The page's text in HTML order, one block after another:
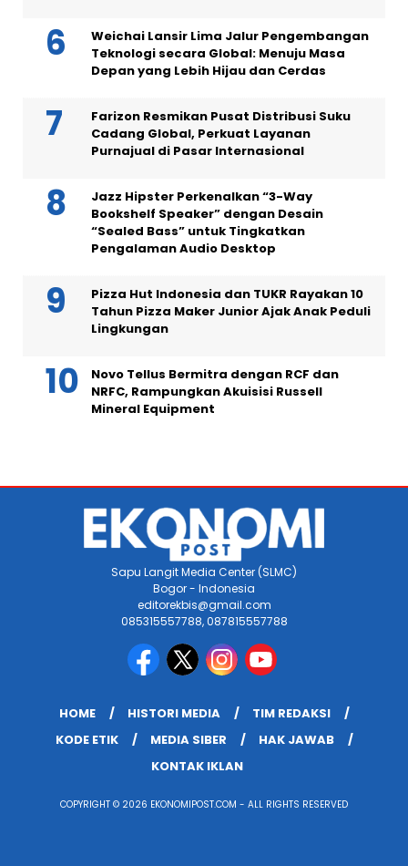
Weichai Lansir Lima Jalur Pengembangan
Teknologi secara Global: Menuju Masa
Depan yang Lebih Hijau dan Cerdas
Farizon Resmikan Pusat Distribusi Suku
Cadang Global, Perkuat Layanan
Purnajual di Pasar Internasional
Jazz Hipster Perkenalkan “3-Way
Bookshelf Speaker” dengan Desain
“Sealed Bass” untuk Tingkatkan
Pengalaman Audio Desktop
Pizza Hut Indonesia dan TUKR Rayakan 10
Tahun Pizza Maker Junior Ajak Anak Peduli
Lingkungan
Novo Tellus Bermitra dengan RCF dan
NRFC, Rampungkan Akuisisi Russell
Mineral Equipment
Sapu Langit Media Center (SLMC)
Bogor - Indonesia
editorekbis@gmail.com
085315557788, 087815557788
HOME HISTORI MEDIA
TIM REDAKSI
KODE ETIK
MEDIA SIBER
HAK JAWAB
KONTAK IKLAN
COPYRIGHT © 2026 EKONOMIPOST.COM - ALL RIGHTS RESERVED